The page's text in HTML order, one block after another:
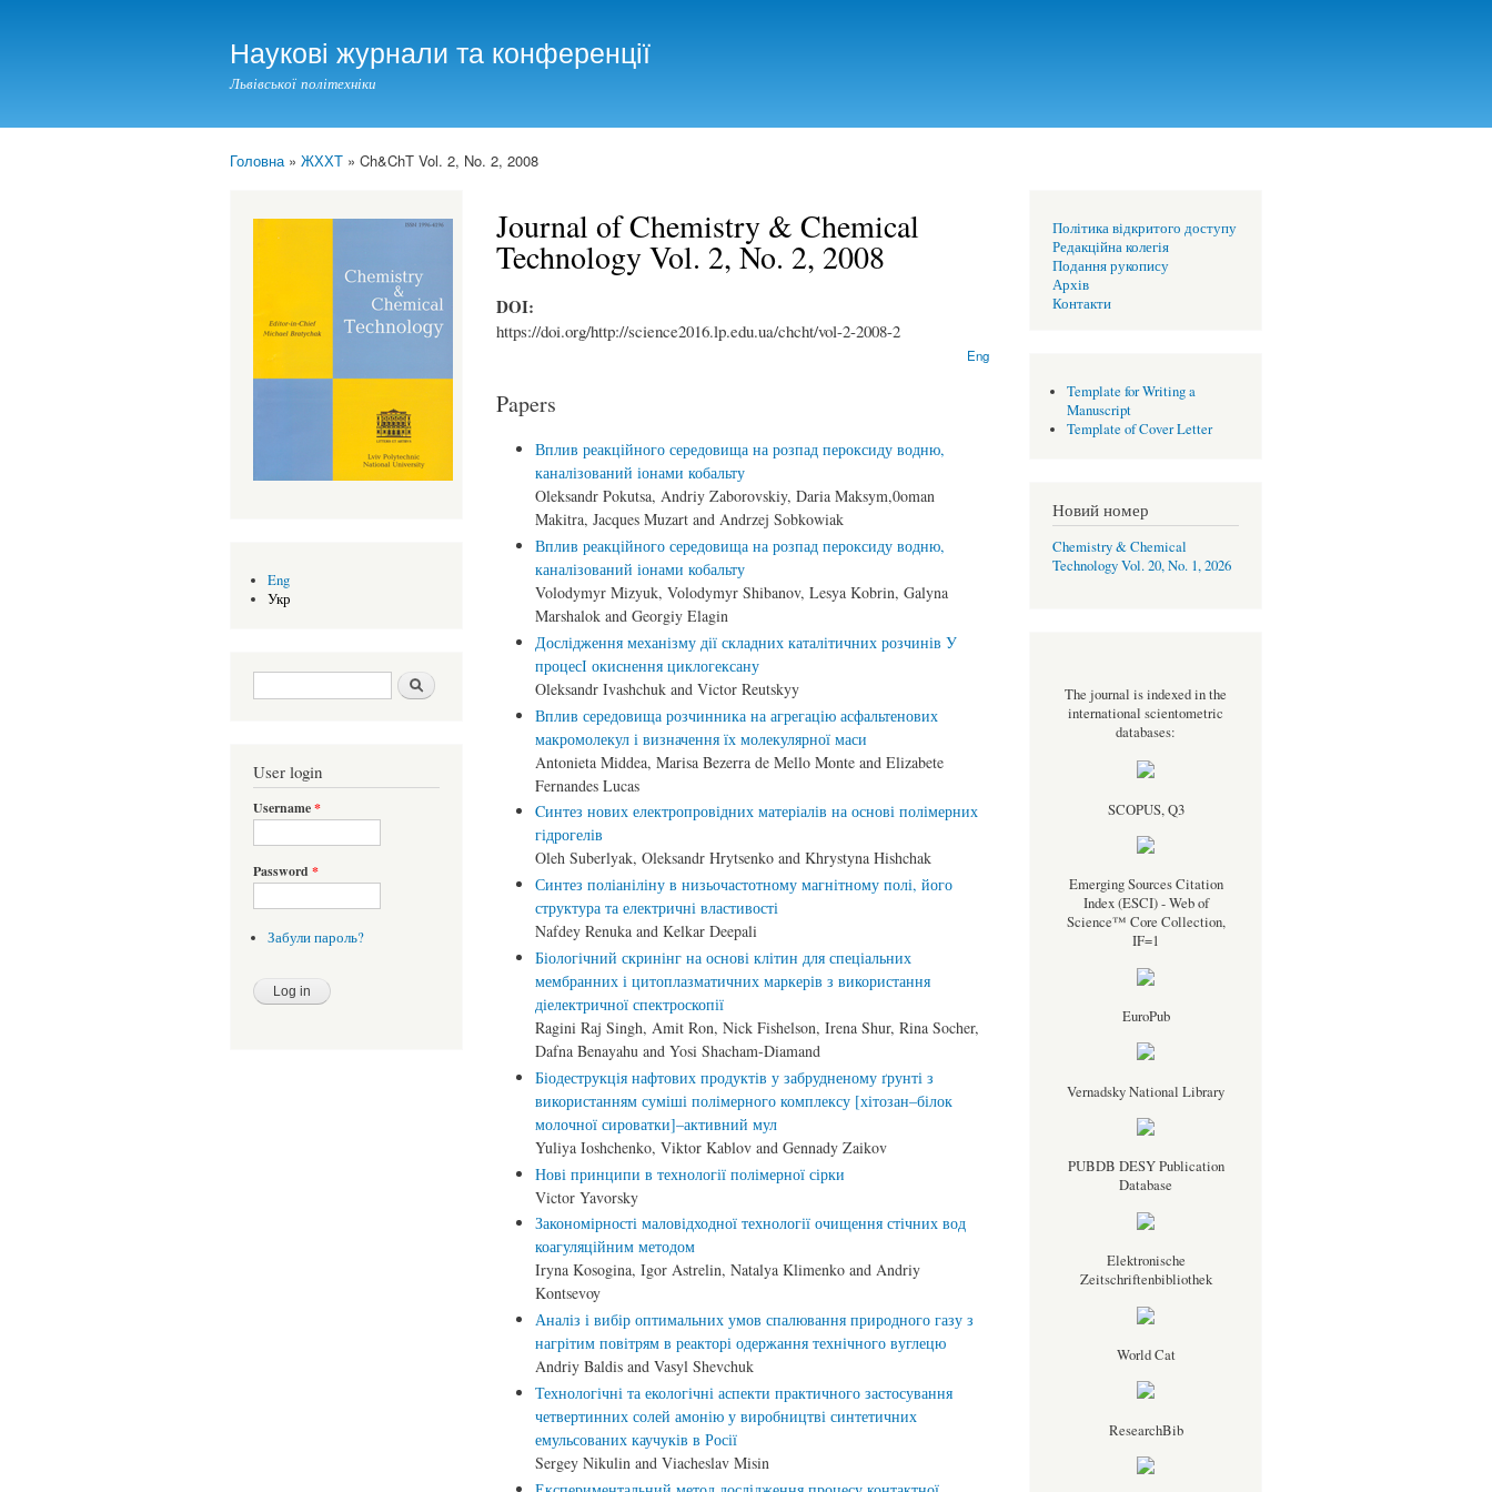
Наукові журнали та конференції
Львівської політехніки
Головна» ЖХХТ » Ch&ChT Vol. 2, No. 2, 2008
Eng
Укр
Search form Шукати
User login
Username*
Password *
Забули пароль?
Journal of Chemistry & Chemical
Technology Vol. 2, No. 2, 2008
DOI:
https://doi.org/http://science2016.lp.edu.ua/chcht/vol-2-2008-2
Eng
Papers
Вплив реакційного середовища на розпад пероксиду водню,
каналізований іонами кобальту
Oleksandr Pokutsa, Andriy Zaborovskiy, Daria Maksym,0oman
Makitra, Jacques Muzart and Andrzej Sobkowiak
Вплив реакційного середовища на розпад пероксиду водню,
каналізований іонами кобальту
Volodymyr Mizyuk, Volodymyr Shibanov, Lesya Kobrin, Galyna
Marshalok and Georgiy Elagin
Дослідження механізму дії складних каталітичних розчинів У
процесІ окиснення циклогексану
Oleksandr Ivashchuk and Victor Reutskyy
Вплив середовища розчинника на агрегацію асфальтенових
макромолекул і визначення їх молекулярної маси
Antonieta Middea, Marisa Bezerra de Mello Monte and Elizabete
Fernandes Lucas
Cинтез нових електропровідних матеріалів на основі полімерних
гідрогелів
Oleh Suberlyak, Oleksandr Hrytsenko and Khrystyna Hishchak
Синтез поліаніліну в низьочастотному магнітному полі, його
структура та електричні властивості
Nafdey Renuka and Kelkar Deepali
Біологічний скринінг на основі клітин для спеціальних
мембранних і цитоплазматичних маркерів з використання
діелектричної спектроскопії
Ragini Raj Singh, Amit Ron, Nick Fishelson, Irena Shur, Rina Socher,
Dafna Benayahu and Yosi Shacham-Diamand
Біодеструкція нафтових продуктів у забрудненому ґрунті з
використанням суміші полімерного комплексу [хітозан–білок
молочної сироватки]–активний мул
Yuliya Ioshchenko, Viktor Kablov and Gennady Zaikov
Нові принципи в технології полімерної сірки
Victor Yavorsky
Закономірності маловідходної технології очищення стічних вод
коагуляційним методом
Iryna Kosogina, Igor Astrelin, Natalya Klimenko and Andriy
Kontsevoy
Аналіз і вибір оптимальних умов спалювання природного газу з
нагрітим повітрям в реакторі одержання технічного вуглецю
Andriy Baldis and Vasyl Shevchuk
Технологічні та екологічні аспекти практичного застосування
четвертинних солей амонію у виробництві синтетичних
емульсованих каучуків в Росії
Sergey Nikulin and Viacheslav Misin
Політика відкритого доступу
Редакційна колегія
Подання рукопису
Архів
Контакти
Template for Writing a
Manuscript
Template of Cover Letter
Новий номер
Chemistry & Chemical
Technology Vol. 20, No. 1, 2026
The journal is indexed in the
international scientometric
databases:
SCOPUS, Q3
Emerging Sources Citation
Index (ESCI) - Web of
Science™ Core Collection,
IF=1
EuroPub
Vernadsky National Library
PUBDB DESY Publication
Database
Elektronische
Zeitschriftenbibliothek
World Cat
ResearchBib